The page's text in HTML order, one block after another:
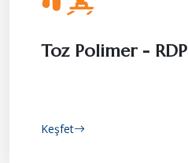
Toz Polimer - RDP
Keşfet